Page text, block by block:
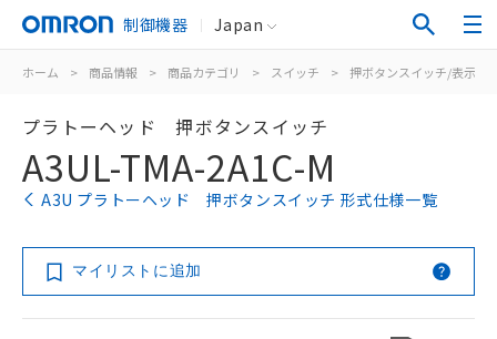
制御機器 Japan
ホーム > 商品情報 > 商品カテゴリ > スイッチ > 押ボタンスイッチ/表示灯
プラトーヘッド 押ボタンスイッチ
A3UL-TMA-2A1C-M
A3U プラトーヘッド 押ボタンスイッチ 形式仕様一覧
マイリストに追加